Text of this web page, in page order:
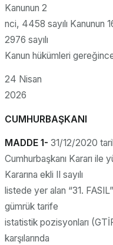
Kanunun 2
nci, 4458 sayılı Kanunun
2976 sayılı
Kanun hükümleri
24 Nisan
2026
CUMHURBAŞKANI
MADDE 1- 31/12/2020
Cumhurbaşkanı Kararı ile
Kararına ekli II sayılı
listede yer alan “31.
gümrük tarife
istatistik pozisyonları
karşılarında